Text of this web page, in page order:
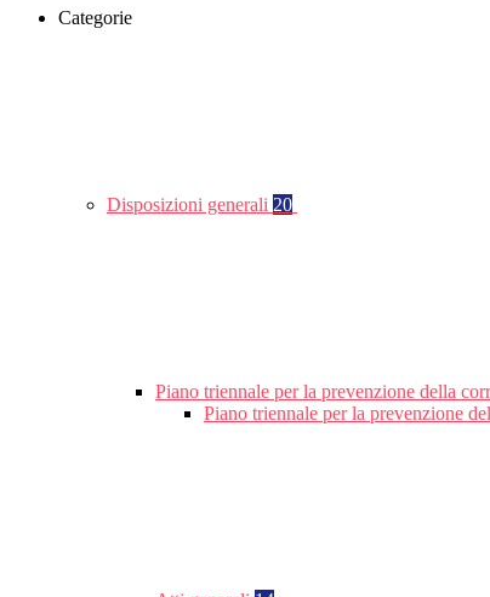
Categorie
Disposizioni generali 20
Piano triennale per la prevenzione della
Piano triennale per la prevenzione